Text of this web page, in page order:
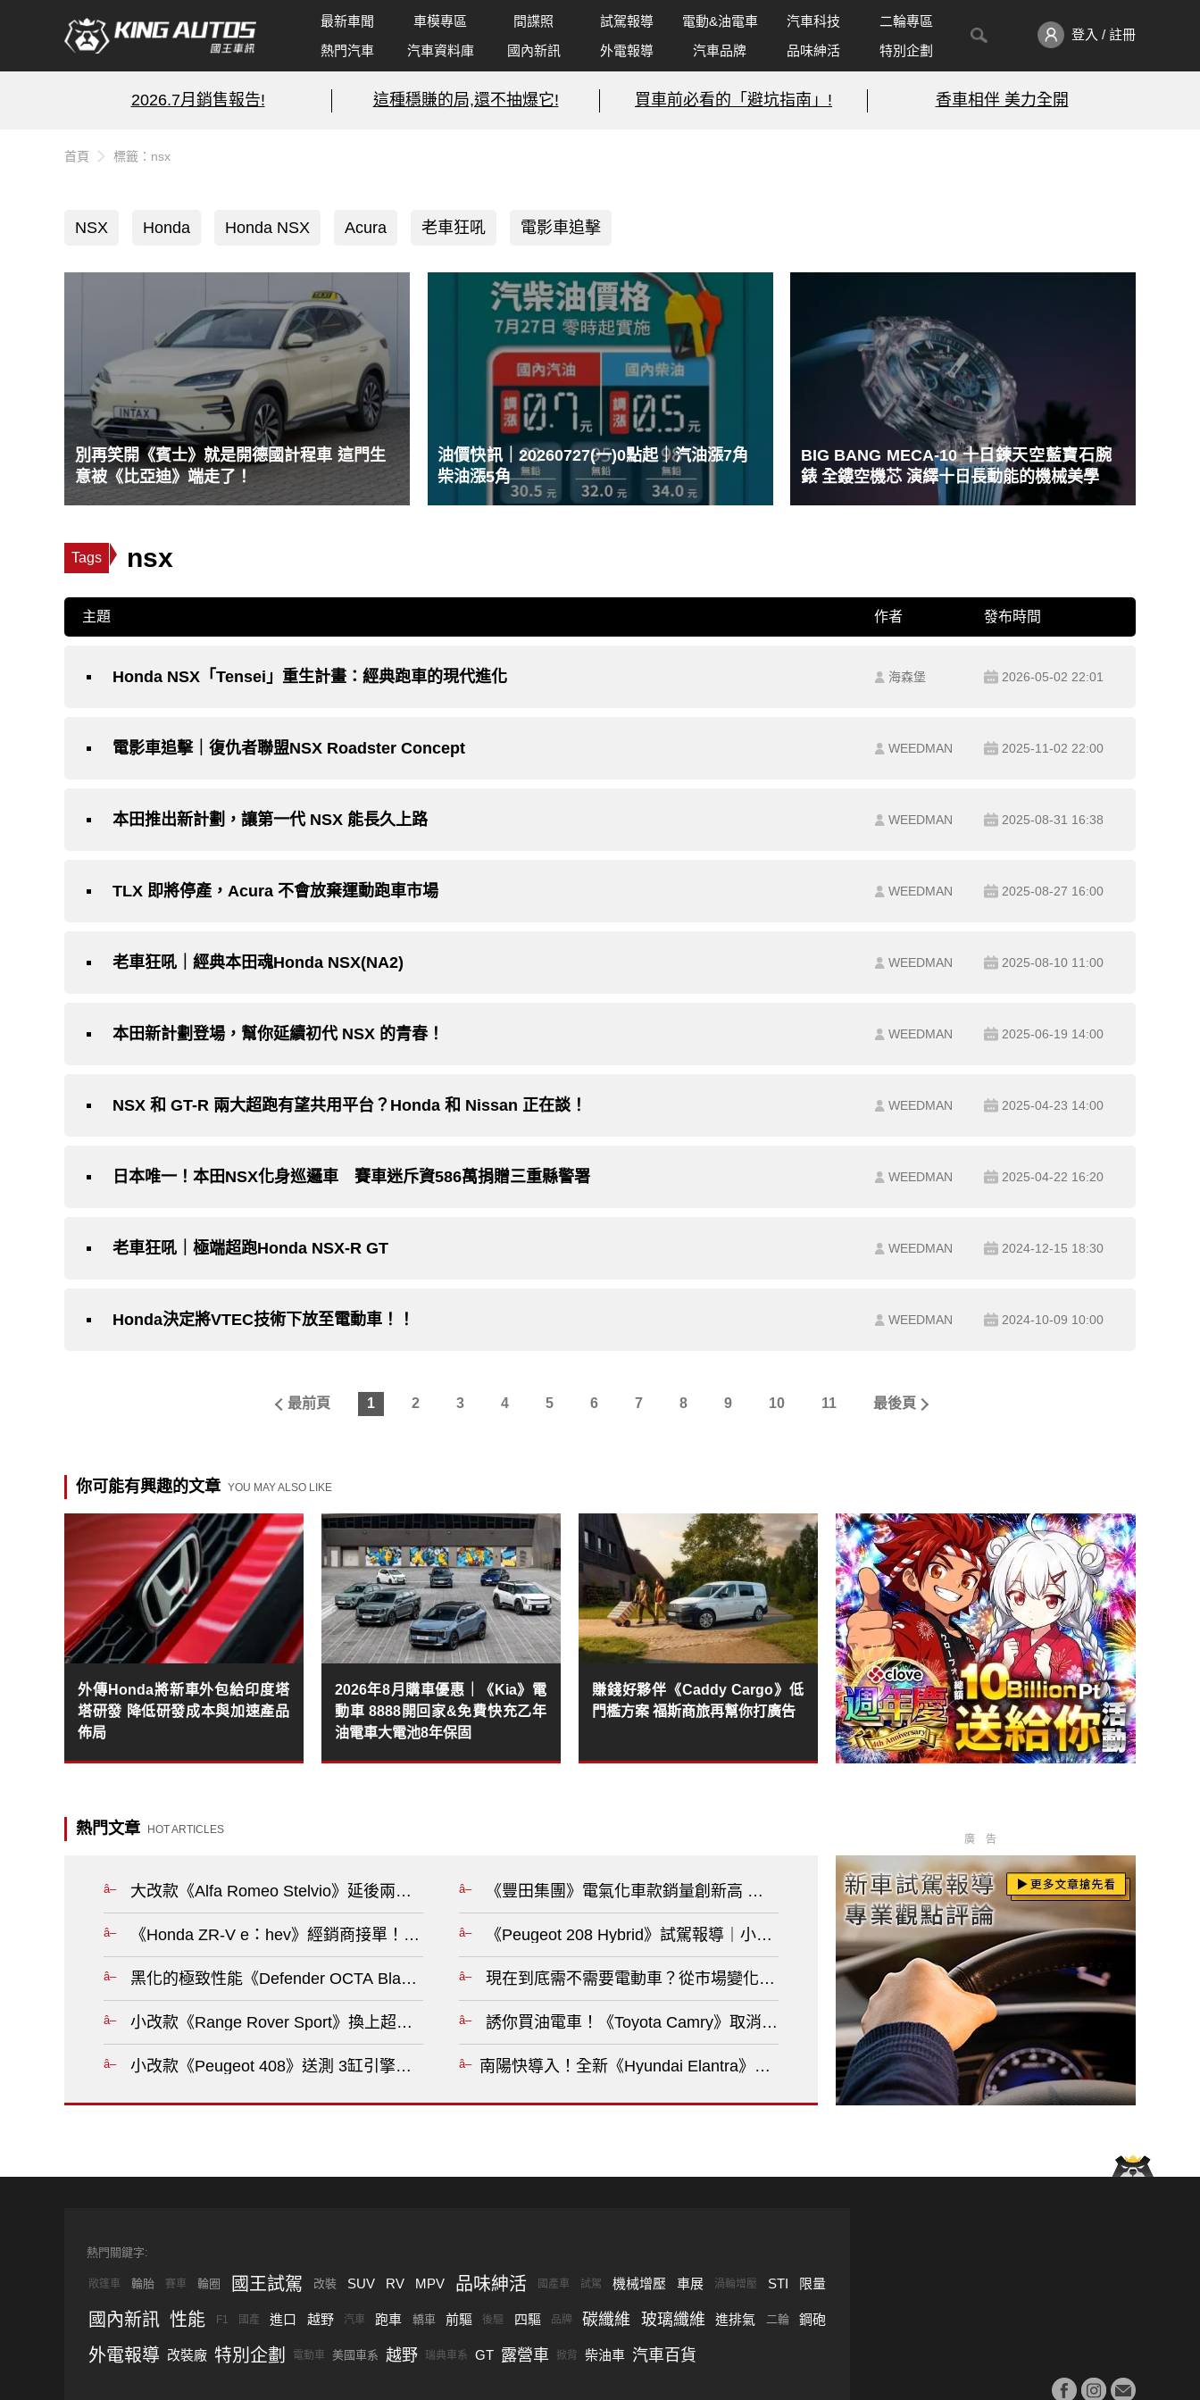
最新車聞 車模專區 間諜照 試駕報導 電動&油電車 汽車科技
二輪專區
熱門汽車
汽車資料庫 國內新訊 外電報導 汽車品牌 品味紳活 特別企劃
登入 / 註冊
2026.7月銷售報告! 這種穩賺的局,還不抽爆它! 買車前必看的「避坑指南」! 香車相伴 美力全開
首頁 標籤：nsx
NSX Honda Honda NSX Acura 老車狂吼 電影車追擊
別再笑開《賓士》就是開德國計程車 這門生
意被《比亞迪》端走了！
油價快訊｜20260727(一)0點起｜汽油漲7角
柴油漲5角
BIG BANG MECA-10 十日鍊天空藍寶石腕
錶 全鏤空機芯 演繹十日長動能的機械美學
Tags nsx
主題 作者 發布時間
Honda NSX「Tensei」重生計畫：經典跑車的現代進化 海森堡 2026-05-02 22:01
電影車追擊｜復仇者聯盟NSX Roadster Concept WEEDMAN 2025-11-02 22:00
本田推出新計劃，讓第一代 NSX 能長久上路 WEEDMAN 2025-08-31 16:38
TLX 即將停產，Acura 不會放棄運動跑車市場 WEEDMAN 2025-08-27 16:00
老車狂吼｜經典本田魂Honda NSX(NA2) WEEDMAN 2025-08-10 11:00
本田新計劃登場，幫你延續初代 NSX 的青春！ WEEDMAN 2025-06-19 14:00
NSX 和 GT-R 兩大超跑有望共用平台？Honda 和 Nissan 正在談！ WEEDMAN 2025-04-23 14:00
日本唯一！本田NSX化身巡邏車 賽車迷斥資586萬捐贈三重縣警署 WEEDMAN 2025-04-22 16:20
老車狂吼｜極端超跑Honda NSX-R GT WEEDMAN 2024-12-15 18:30
Honda決定將VTEC技術下放至電動車！！ WEEDMAN 2024-10-09 10:00
最前頁 1 2 3 4 5 6 7 8 9 10 11 最後頁
你可能有興趣的文章 YOU MAY ALSO LIKE
外傳Honda將新車外包給印度塔
塔研發 降低研發成本與加速產品
佈局
2026年8月購車優惠｜《Kia》電
動車 8888開回家&免費快充乙年
油電車大電池8年保固
賺錢好夥伴《Caddy Cargo》低
門檻方案 福斯商旅再幫你打廣告
熱門文章 HOT ARTICLES
大改款《Alfa Romeo Stelvio》延後兩年 全新Giulia不再是轎車 ?
《Honda ZR-V e：hev》經銷商接單！售價究竟是可以買2台Mazda CX-5 還是補助後比CR-V e:HEV S便宜！？?
黑化的極致性能《Defender OCTA Black》升級專屬沉浸式體感座椅 858萬元 全台僅5輛 享5年保養專案?
小改款《Range Rover Sport》換上超大尾管 燈組細節曝光 續用V8引擎?
小改款《Peugeot 408》送測 3缸引擎動力有望調升?
《豐田集團》電氣化車款銷量創新高 明年推出新世代HEV大電池?
《Peugeot 208 Hybrid》試駕報導｜小車大馬力 科技配備滿點?
現在到底需不需要電動車？從市場變化看未來汽車選擇?
誘你買油電車！《Toyota Camry》取消入門油車 與油電車價差僅2萬 RAV4油電更划算？！?
南陽快導入！全新《Hyundai Elantra》技術剖析 車體剛性、底盤調校與動力全面躍進?
廣告
熱門關鍵字:
敞篷車 輪胎 賽車 輪圈 國王試駕 改裝 SUV RV MPV 品味紳活 國產車 試駕 機械增壓 車展 渦輪增壓 STI 限量
國內新訊 性能 F1 國產 進口 越野 汽車 跑車 轎車 前驅 後驅 四驅 品牌 碳纖維 玻璃纖維 進排氣 二輪 鋼砲
外電報導 改裝廠 特別企劃 電動車 美國車系 越野 瑞典車系 GT 露營車 掀背 柴油車 汽車百貨